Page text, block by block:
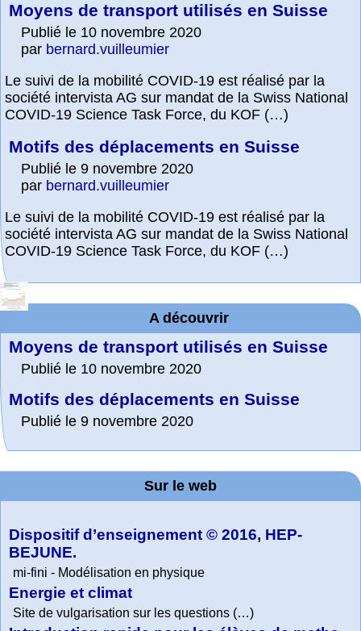
Moyens de transport utilisés en Suisse
Publié le 10 novembre 2020
par bernard.vuilleumier
Le suivi de la mobilité COVID-19 est réalisé par la
société intervista AG sur mandat de la Swiss National
COVID-19 Science Task Force, du KOF (…)
Motifs des déplacements en Suisse
Publié le 9 novembre 2020
par bernard.vuilleumier
Le suivi de la mobilité COVID-19 est réalisé par la
société intervista AG sur mandat de la Swiss National
COVID-19 Science Task Force, du KOF (…)
A découvrir
Moyens de transport utilisés en Suisse
Publié le 10 novembre 2020
Motifs des déplacements en Suisse
Publié le 9 novembre 2020
Sur le web
Dispositif d’enseignement © 2016, HEP-
BEJUNE.
mi-fini - Modélisation en physique
Energie et climat
Site de vulgarisation sur les questions (…)